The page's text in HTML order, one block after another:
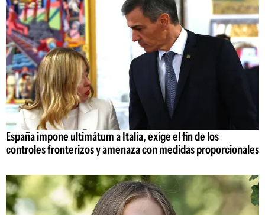
España impone ultimátum a Italia, exige el fin de los
controles fronterizos y amenaza con medidas proporcionales